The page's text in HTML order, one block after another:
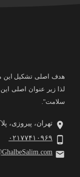
هدف اصلی تشکیل این
لذا زیر عنوان اصلی
سلامت".
تهران، پیروزی، پلاک 597،
۰۲۱۷۷۴۱۰۹۶۹